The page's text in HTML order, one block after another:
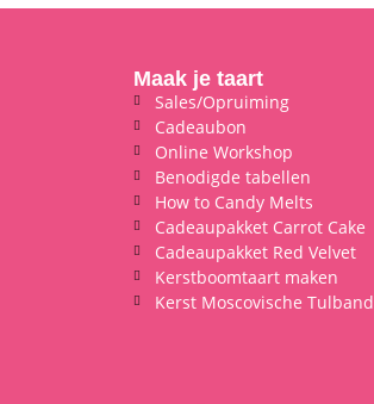
Maak je taart
Sales/Opruiming
Cadeaubon
Online Workshop
Benodigde tabellen
How to Candy Melts
Cadeaupakket Carrot Cake
Cadeaupakket Red Velvet
Kerstboomtaart maken
Kerst Moscovische Tulband